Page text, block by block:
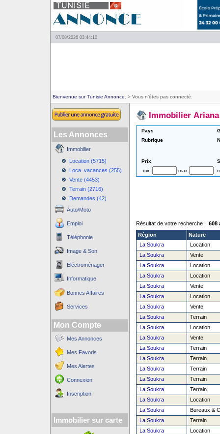
07/08/2026 03:44:10
Bienvenue sur Tunisie Annonce. > Vous n'êtes pas connecté.
Les Annonces
Immobilier
Location (5715)
Loca. vacances (255)
Vente (4453)
Terrain (2716)
Demandes (42)
Auto/Moto
Emploi
Téléphonie
Image & Son
Eléctroménager
Informatique
Bonnes Affaires
Services
Mon Compte
Mes Annonces
Mes Favoris
Mes Alertes
Connexion
Inscription
Immobilier sur carte
Immobilier Ariana
Pays
Rubrique
Prix
min
max
Résultat de votre recherche : 608
Région
Nature
La Soukra
Location
La Soukra
Vente
La Soukra
Location
La Soukra
Location
La Soukra
Vente
La Soukra
Location
La Soukra
Vente
La Soukra
Terrain
La Soukra
Location
La Soukra
Vente
La Soukra
Terrain
La Soukra
Terrain
La Soukra
Terrain
La Soukra
Terrain
La Soukra
Terrain
La Soukra
Location
La Soukra
Bureaux &
La Soukra
Terrain
La Soukra
Location